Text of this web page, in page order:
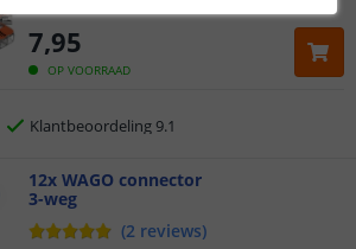
OP VOORRAAD
7,95
5 jaar garantie
Gratis verzending vanaf € 20,-
Klantbeoordeling 9.1
23:45 uur besteld,morgen in huis
12x WAGO connector
3-weg
(2 reviews)